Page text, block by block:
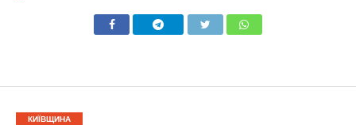
КИЇВЩИНА